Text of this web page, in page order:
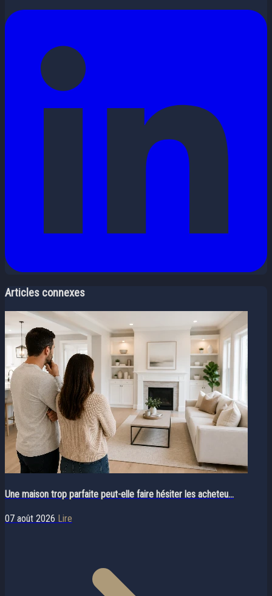
Articles connexes
Une maison trop parfaite peut-elle faire hésiter les acheteu...
07 août 2026 Lire